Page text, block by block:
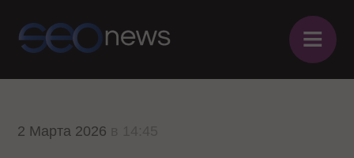
≡
2 Марта 2026